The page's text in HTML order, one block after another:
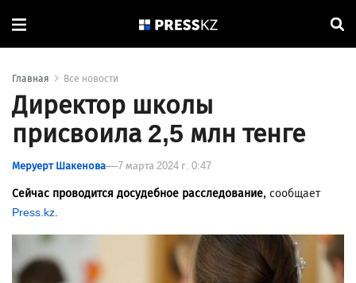
Главная Все новости
Директор школы
присвоила 2,5 млн тенге
Меруерт Шакенова 7 марта 2024 г. 0:47
Сейчас проводится досудебное расследование, сообщает
Press.kz.